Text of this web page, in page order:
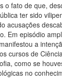
o fato de que,
ter sido
acusações
Em episódio
a
cursos de
como se
no